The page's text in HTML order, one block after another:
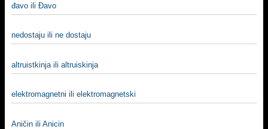
đavo ili Đavo
nedostaju ili ne dostaju
altruistkinja ili altruiskinja
elektromagnetni ili elektromagnetski
Aničin ili Anicin